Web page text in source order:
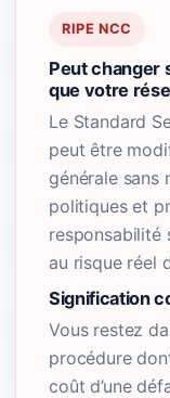
RIPE NCC
Peut changer
que votre
Le Standard
peut être
générale sans
politiques et
responsabilité
au risque réel
Signification
Vous restez
procédure
coût d’une